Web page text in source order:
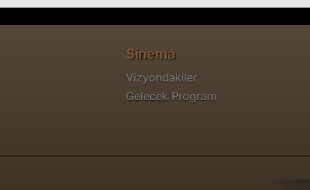
Sinema
Vizyondakiler
Gelecek Program